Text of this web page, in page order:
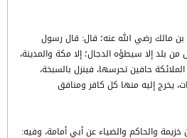
مالك رضي الله عنه؛ قال: قال رسول
بلد إلا سيطؤه الدجال؛ إلا مكة والمدينة،
حافين تحرسها، فينزل بالسبخة،
يخرج إليه منها كل كافر ومنافق
والحاكم والضياء عن أبي أمامة، وفيه: